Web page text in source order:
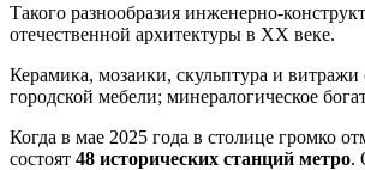
Такого разнообразия инженерно-
отечественной архитектуры в ХХ веке.
Керамика, мозаики, скульптура и витражи
городской мебели; минералогическое
Когда в мае 2025 года в столице громко
состоят 48 исторических станций метро.